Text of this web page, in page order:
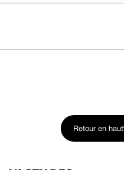
Retour en haut